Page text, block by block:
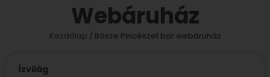
Webáruház
Kezdőlap / Bősze Pincészet bor webáruház
Ízvilág